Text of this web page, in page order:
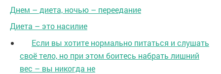
Днем – диета, ночью – переедание
Диета – это насилие
Если вы хотите нормально питаться и слушать
своё тело, но при этом боитесь набрать лишний
вес – вы никогда не